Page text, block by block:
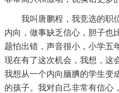
我叫唐鹏程，我竞选的职
内向，做事缺乏信心，胆子也
题怕出错，声音很小，小学五
现在有了这次机会，我想，这
我想从一个内向腼腆的学生变
的孩子。我对自己非常有信心